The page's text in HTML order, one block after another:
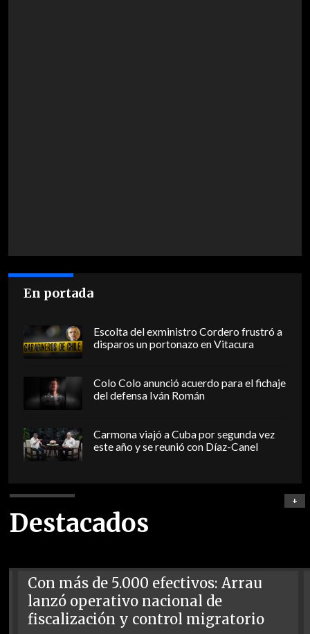
En portada
Escolta del exministro Cordero frustró a
disparos un portonazo en Vitacura
Colo Colo anunció acuerdo para el fichaje
del defensa Iván Román
Carmona viajó a Cuba por segunda vez
este año y se reunió con Díaz-Canel
Destacados
+
Con más de 5.000 efectivos: Arrau
lanzó operativo nacional de
fiscalización y control migratorio